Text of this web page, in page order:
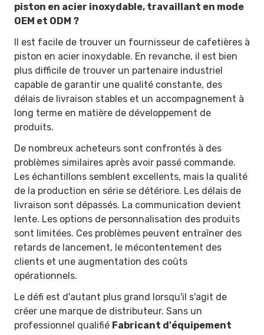
piston en acier inoxydable, travaillant en mode
OEM et ODM ?
Il est facile de trouver un fournisseur de cafetières à
piston en acier inoxydable. En revanche, il est bien
plus difficile de trouver un partenaire industriel
capable de garantir une qualité constante, des
délais de livraison stables et un accompagnement à
long terme en matière de développement de
produits.
De nombreux acheteurs sont confrontés à des
problèmes similaires après avoir passé commande.
Les échantillons semblent excellents, mais la qualité
de la production en série se détériore. Les délais de
livraison sont dépassés. La communication devient
lente. Les options de personnalisation des produits
sont limitées. Ces problèmes peuvent entraîner des
retards de lancement, le mécontentement des
clients et une augmentation des coûts
opérationnels.
Le défi est d'autant plus grand lorsqu'il s'agit de
créer une marque de distributeur. Sans un
professionnel qualifié Fabricant d'équipement